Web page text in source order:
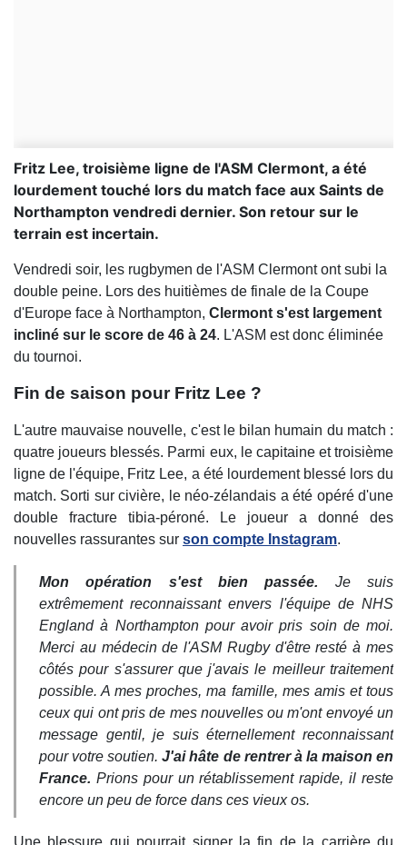
Fritz Lee, troisième ligne de l'ASM Clermont, a été
lourdement touché lors du match face aux Saints de
Northampton vendredi dernier. Son retour sur le
terrain est incertain.
Vendredi soir, les rugbymen de l'ASM Clermont ont subi la
double peine. Lors des huitièmes de finale de la Coupe
d'Europe face à Northampton, Clermont s'est largement
incliné sur le score de 46 à 24. L'ASM est donc éliminée
du tournoi.
Fin de saison pour Fritz Lee ?
L'autre mauvaise nouvelle, c'est le bilan humain du match :
quatre joueurs blessés. Parmi eux, le capitaine et troisième
ligne de l'équipe, Fritz Lee, a été lourdement blessé lors du
match. Sorti sur civière, le néo-zélandais a été opéré d'une
double fracture tibia-péroné. Le joueur a donné des
nouvelles rassurantes sur son compte Instagram.
Mon opération s'est bien passée. Je suis
extrêmement reconnaissant envers l'équipe de NHS
England à Northampton pour avoir pris soin de moi.
Merci au médecin de l'ASM Rugby d'être resté à mes
côtés pour s'assurer que j'avais le meilleur traitement
possible. A mes proches, ma famille, mes amis et tous
ceux qui ont pris de mes nouvelles ou m'ont envoyé un
message gentil, je suis éternellement reconnaissant
pour votre soutien.J'ai hâte de rentrer à la maison en
France. Prions pour un rétablissement rapide, il reste
encore un peu de force dans ces vieux os.